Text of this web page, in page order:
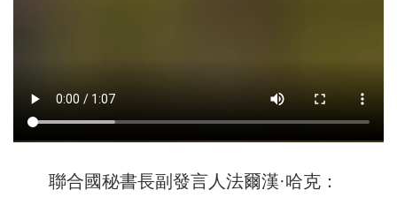
聯合國秘書長副發言人法爾漢·哈克：